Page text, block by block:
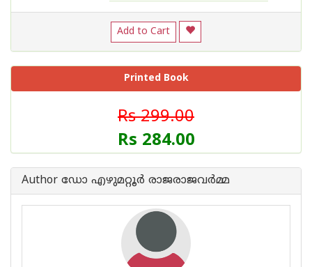
Add to Cart
Printed Book
Rs 299.00
Rs 284.00
Author ഡോ എഴുമറ്റൂര്‍ രാജരാജവര്‍മ്മ